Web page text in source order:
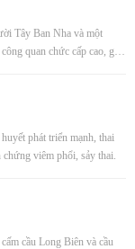
Tây Ban Nha và một
quan chức cấp cao, gây
phát triển mạnh, thai
chứng viêm phổi, sảy thai.
cầu Long Biên và cầu